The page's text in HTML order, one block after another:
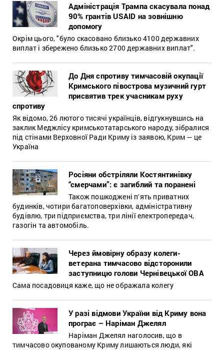
Адміністрація Трампа скасувала понад
90% грантів USAID на зовнішню
допомогу
Окрім цього, "було скасовано близько 4100 державних
виплат і збережено близько 2700 державних виплат".
До Дня спротиву тимчасовій окупації
Кримського півострова музичний гурт
присвятив трек учасникам руху
спротиву
Як відомо, 26 лютого тисячі українців, відгукнувшись на
заклик Меджлісу кримськотатарського народу, зібралися
під стінами Верховної Ради Криму із заявою, Крим — це
Україна
Росіяни обстріляли Костянтинівку
“смерчами”: є загиблий та поранені
Також пошкоджені пʼять приватних
будинків, чотири багатоповерхівки, адміністративну
будівлю, три підприємства, три лінії електропередач,
газогін та автомобіль.
Через ймовірну образу колеги-
ветерана тимчасово відсторонили
заступницю голови Чернівецької ОВА
Сама посадовиця каже, що не ображала колегу
У разі відмови України від Криму вона
програє – Наріман Джелял
Наріман Джелял наголосив, що в
тимчасово окупованому Криму лишаються люди, які